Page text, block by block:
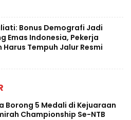
Bonus Demografi Jadi
Emas Indonesia, Pekerja
Harus Tempuh Jalur Resmi
Borong 5 Medali di Kejuaraan
Championship Se-NTB